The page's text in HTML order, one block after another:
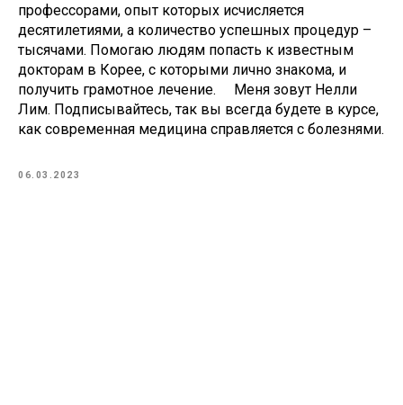
профессорами, опыт которых исчисляется
десятилетиями, а количество успешных процедур –
тысячами. Помогаю людям попасть к известным
докторам в Корее, с которыми лично знакома, и
получить грамотное лечение. ⠀ Меня зовут Нелли
Лим. Подписывайтесь, так вы всегда будете в курсе,
как современная медицина справляется с болезнями.
06.03.2023